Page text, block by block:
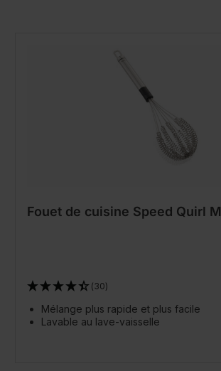
Fouet de cuisine Speed Quirl M
(30)
Mélange plus rapide et plus facile
Lavable au lave-vaisselle